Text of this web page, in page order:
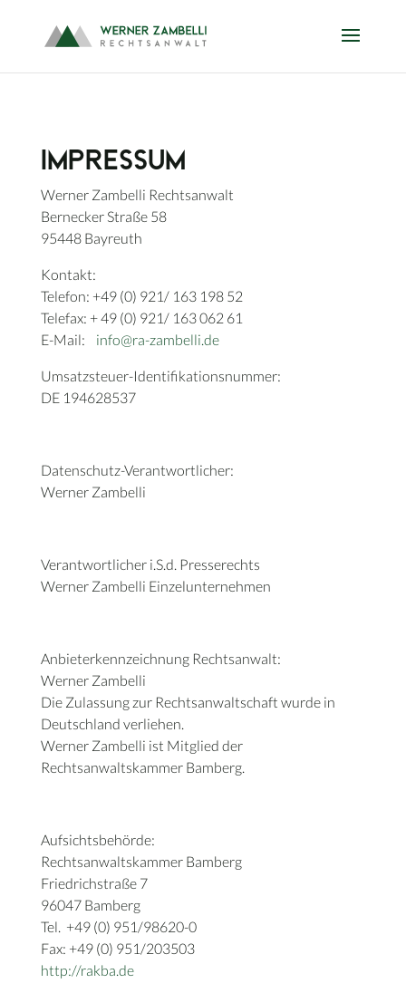
Impressum
Werner Zambelli Rechtsanwalt
Bernecker Straße 58
95448 Bayreuth
Kontakt:
Telefon: +49 (0) 921/ 163 198 52
Telefax: + 49 (0) 921/ 163 062 61
E-Mail:
info@ra-zambelli.de
Umsatzsteuer-Identifikationsnummer:
DE 194628537
Datenschutz-Verantwortlicher:
Werner Zambelli
Verantwortlicher i.S.d. Presserechts
Werner Zambelli Einzelunternehmen
Anbieterkennzeichnung Rechtsanwalt:
Werner Zambelli
Die Zulassung zur Rechtsanwaltschaft wurde in
Deutschland verliehen.
Werner Zambelli ist Mitglied der
Rechtsanwaltskammer Bamberg.
Aufsichtsbehörde:
Rechtsanwaltskammer Bamberg
Friedrichstraße 7
96047 Bamberg
Tel. +49 (0) 951/98620-0
Fax: +49 (0) 951/203503
http://rakba.de